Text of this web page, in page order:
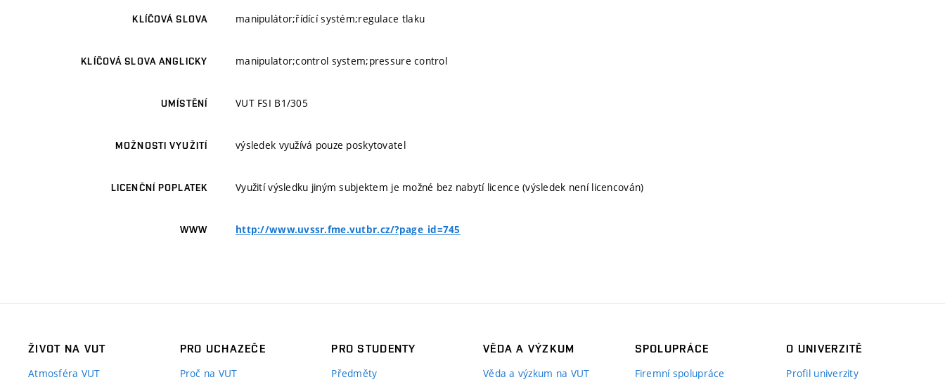
KLÍČOVÁ SLOVA manipulátor;řídící systém;regulace tlaku
KLÍČOVÁ SLOVA ANGLICKY manipulator;control system;pressure control
UMÍSTĚNÍ VUT FSI B1/305
MOŽNOSTI VYUŽITÍ výsledek využívá pouze poskytovatel
LICENČNÍ POPLATEK Využití výsledku jiným subjektem je možné bez nabytí licence (výsledek není licencován)
WWW http://www.uvssr.fme.vutbr.cz/?page_id=745
ŽIVOT NA VUT
Atmosféra VUT
PRO UCHAZEČE
Proč na VUT
PRO STUDENTY
Předměty
VĚDA A VÝZKUM
Věda a výzkum na VUT
SPOLUPRÁCE
Firemní spolupráce
O UNIVERZITĚ
Profil univerzity